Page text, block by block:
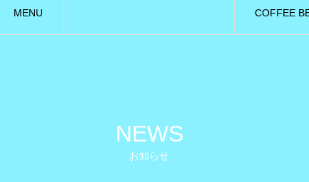
MENU
COFFEE
NEWS
お知らせ